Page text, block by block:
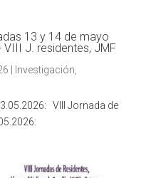
13 y 14 de mayo
J. residentes, JMF
Investigación
VIII Jornada de